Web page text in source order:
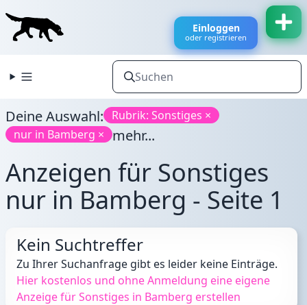
Einloggen
oder registrieren
Deine Auswahl:
Rubrik: Sonstiges ×
nur in Bamberg ×
mehr...
Anzeigen für Sonstiges
nur in Bamberg - Seite 1
Kein Suchtreffer
Zu Ihrer Suchanfrage gibt es leider keine Einträge.
Hier kostenlos und ohne Anmeldung eine eigene
Anzeige für Sonstiges in Bamberg erstellen